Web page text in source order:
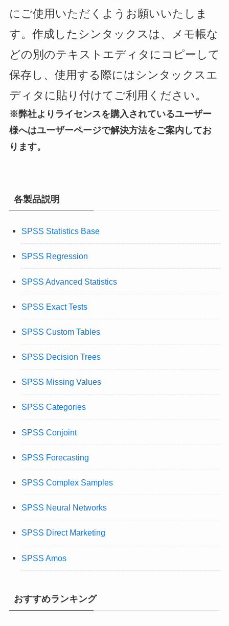
にご使用いただくようお願いいたしま
す。作成したシンタックスは、メモ帳な
どの別のテキストエディタにコピーして
保存し、使用する際にはシンタックスエ
ディタに貼り付けてご利用ください。
※弊社よりライセンスを購入されているユーザー
様へはユーザーページで解決方法をご案内してお
ります。
各製品説明
SPSS Statistics Base
SPSS Regression
SPSS Advanced Statistics
SPSS Exact Tests
SPSS Custom Tables
SPSS Decision Trees
SPSS Missing Values
SPSS Categories
SPSS Conjoint
SPSS Forecasting
SPSS Complex Samples
SPSS Neural Networks
SPSS Direct Marketing
SPSS Amos
おすすめランキング